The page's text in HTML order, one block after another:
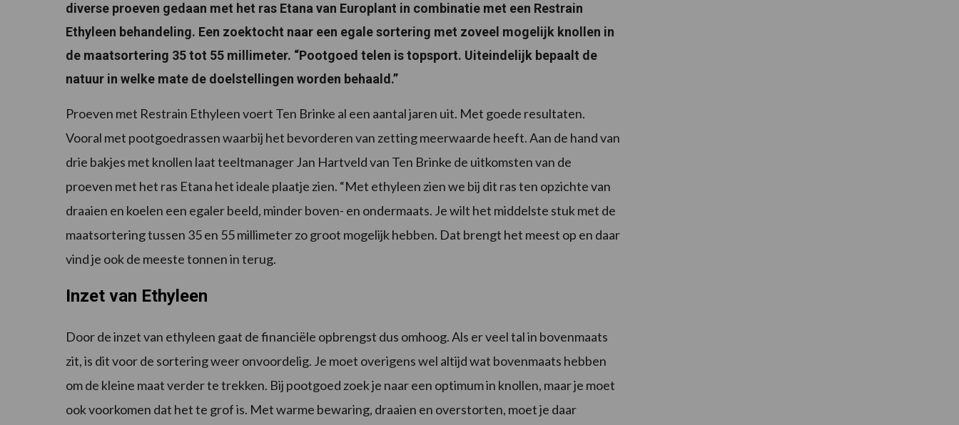
diverse proeven gedaan met het ras Etana van Europlant in combinatie met een Restrain
Ethyleen behandeling. Een zoektocht naar een egale sortering met zoveel mogelijk knollen in
de maatsortering 35 tot 55 millimeter. “Pootgoed telen is topsport. Uiteindelijk bepaalt de
natuur in welke mate de doelstellingen worden behaald.”
Proeven met Restrain Ethyleen voert Ten Brinke al een aantal jaren uit. Met goede resultaten.
Vooral met pootgoedrassen waarbij het bevorderen van zetting meerwaarde heeft. Aan de hand van
drie bakjes met knollen laat teeltmanager Jan Hartveld van Ten Brinke de uitkomsten van de
proeven met het ras Etana het ideale plaatje zien. “Met ethyleen zien we bij dit ras ten opzichte van
draaien en koelen een egaler beeld, minder boven- en ondermaats. Je wilt het middelste stuk met de
maatsortering tussen 35 en 55 millimeter zo groot mogelijk hebben. Dat brengt het meest op en daar
vind je ook de meeste tonnen in terug.
Inzet van Ethyleen
Door de inzet van ethyleen gaat de financiële opbrengst dus omhoog. Als er veel tal in bovenmaats
zit, is dit voor de sortering weer onvoordelig. Je moet overigens wel altijd wat bovenmaats hebben
om de kleine maat verder te trekken. Bij pootgoed zoek je naar een optimum in knollen, maar je moet
ook voorkomen dat het te grof is. Met warme bewaring, draaien en overstorten, moet je daar